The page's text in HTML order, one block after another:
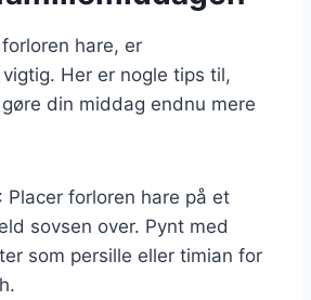
hare, er
Her er nogle tips til,
din middag endnu mere
forloren hare på et
sovsen over. Pynt med
som persille eller timian for